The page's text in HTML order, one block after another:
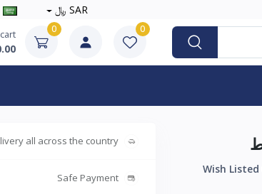
SAR ﷼
0
0
all across the country
Safe Payment